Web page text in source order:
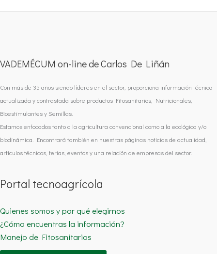
VADEMÉCUM on-line de Carlos De Liñán
Con más de 35 años siendo líderes en el sector, proporciona información técnica
actualizada y contrastada sobre productos Fitosanitarios, Nutricionales,
Bioestimulantes y Semillas.
Estamos enfocados tanto a la agricultura convencional como a la ecológica y/o
biodinámica. Encontrará también en nuestras páginas noticias de actualidad,
artículos técnicos, ferias, eventos y una relación de empresas del sector.
Portal tecnoagrícola
Quienes somos y por qué elegirnos
¿Cómo encuentras la información?
Manejo de Fitosanitarios